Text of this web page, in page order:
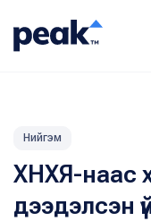
Нийгэм
ХНХЯ-наас
дээдэлсэн